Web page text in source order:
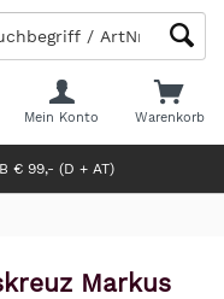
€ 99,- (D + AT)
Warenkorb
Mein Konto
Markus